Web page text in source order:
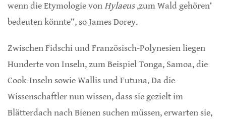
wenn die Etymologie vonHylaeus‚zum Wald gehören‘
bedeuten könnte“, so James Dorey.
Zwischen Fidschi und Französisch-Polynesien liegen
Hunderte von Inseln, zum Beispiel Tonga, Samoa, die
Cook-Inseln sowie Wallis und Futuna. Da die
Wissenschaftler nun wissen, dass sie gezielt im
Blätterdach nach Bienen suchen müssen, erwarten sie,